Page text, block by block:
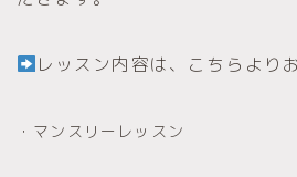
レッスン内容は、こちらより
・マンスリーレッスン